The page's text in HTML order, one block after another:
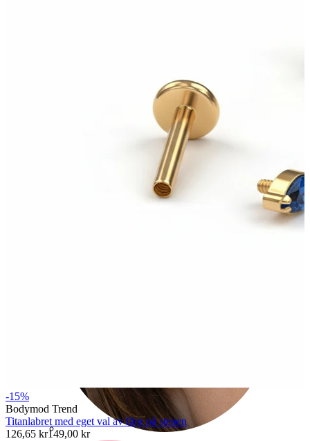
-15%
Bodymod Trend
Titanlabret med eget val av färg på stenen
126,65 kr149,00 kr